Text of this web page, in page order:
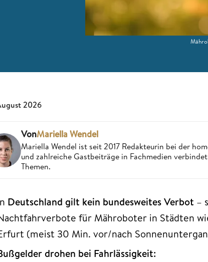
2026
VonMariella Wendel
Mariella Wendel ist seit 2017 Redakteurin bei der
und zahlreiche Gastbeiträge in Fachmedien
Themen.
Deutschland gilt kein bundesweites Verbot –
für Mähroboter in Städten
(meist 30 Min. vor/nach
drohen bei Fahrlässigkeit: